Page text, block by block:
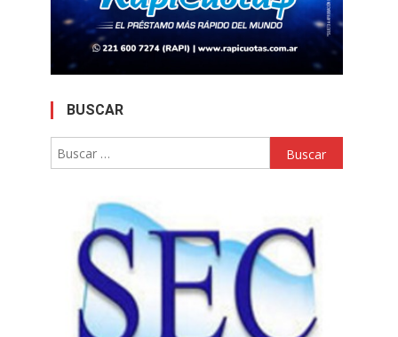
BUSCAR
Buscar: